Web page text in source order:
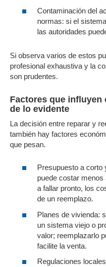
Contaminación del
normas: si el
las autoridades
Si observa varios de estos
profesional exhaustiva y la
son prudentes.
Factores que influyen
de lo evidente
La decisión entre reparar y
también hay factores
que pesan.
Presupuesto a corto
puede costar
a fallar pronto, los
de un reemplazo.
Planes de vivienda:
un sistema viejo o
valor; reemplazarlo
facilite la venta.
Regulaciones